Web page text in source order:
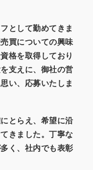
として勤めてきま
買についての興味
格を取得しており
支えに、御社の営
い、応募いたしま
とらえ、希望に沿
きました。丁寧な
く、社内でも表彰